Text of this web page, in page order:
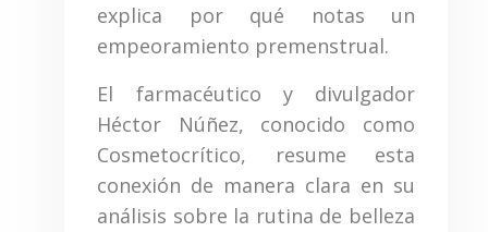
explica por qué notas un
empeoramiento premenstrual.
El farmacéutico y divulgador
Héctor Núñez, conocido como
Cosmetocrítico, resume esta
conexión de manera clara en su
análisis sobre la rutina de belleza